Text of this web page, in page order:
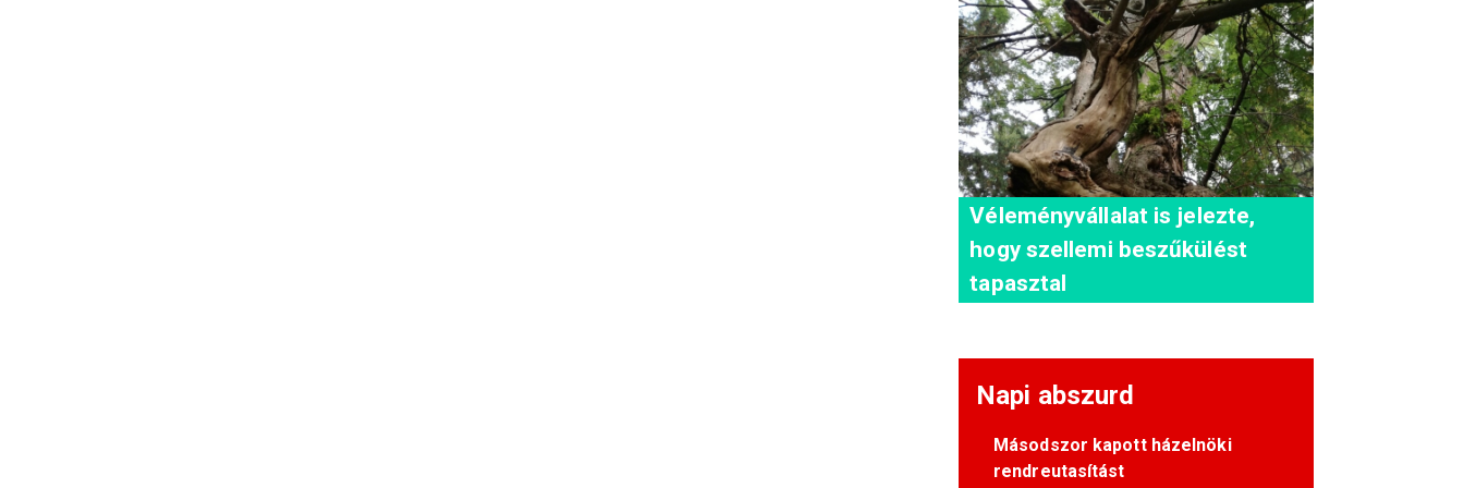
Véleményvállalat is jelezte,
hogy szellemi beszűkülést
tapasztal
Napi abszurd
Másodszor kapott házelnöki
rendreutasítást